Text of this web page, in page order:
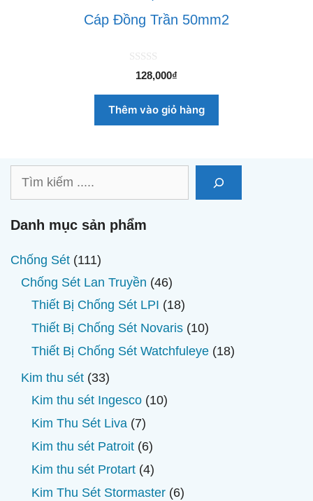
Cáp Đồng Trần 50mm2
à
128,000₫
Thêm vào giỏ hàng
Tìm
Danh mục sản phẩm
Chống Sét 111111
sản
phẩm
Chống Sét Lan Truyền 4646
sản
phẩm
Thiết Bị Chống Sét LPI 1818
sản
phẩm
Thiết Bị Chống Sét Novaris 1010
sản
Thiết Bị Chống Sét Watchfuleye 1818
Kim thu sét 3333
sản
phẩm
Kim thu sét Ingesco 1010
Kim Thu Sét Liva 77
sản
phẩm
Kim thu sét Patroit 66
sản
phẩm
Kim thu sét Protart 44
sản
Kim Thu Sét Stormaster 66